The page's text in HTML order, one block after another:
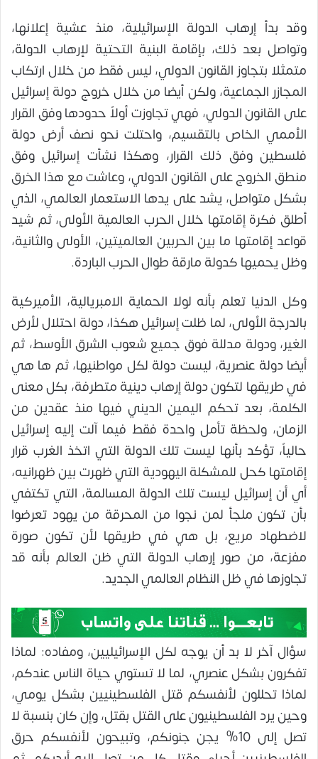
وقد بدأ إرهاب الدولة الإسرائيلية، منذ عشية إعلانها،
وتواصل بعد ذلك، بإقامة البنية التحتية لإرهاب الدولة،
متمثلا بتجاوز القانون الدولي، ليس فقط من خلال ارتكاب
المجازر الجماعية، ولكن أيضا من خلال خروج دولة إسرائيل
على القانون الدولي، فهي تجاوزت أولاً حدودها وفق القرار
الأممي الخاص بالتقسيم، واحتلت نحو نصف أرض دولة
فلسطين وفق ذلك القرار، وهكذا نشأت إسرائيل وفق
منطق الخروج على القانون الدولي، وعاشت مع هذا الخرق
بشكل متواصل، يشد على يدها الاستعمار العالمي، الذي
أطلق فكرة إقامتها خلال الحرب العالمية الأولى، ثم شيد
قواعد إقامتها ما بين الحربين العالميتين، الأولى والثانية،
وظل يحميها كدولة مارقة طوال الحرب الباردة.
وكل الدنيا تعلم بأنه لولا الحماية الامبريالية، الأميركية
بالدرجة الأولى، لما ظلت إسرائيل هكذا، دولة احتلال لأرض
الغير، ودولة مدللة فوق جميع شعوب الشرق الأوسط، ثم
أيضا دولة عنصرية، ليست دولة لكل مواطنيها، ثم ها هي
في طريقها لتكون دولة إرهاب دينية متطرفة، بكل معنى
الكلمة، بعد تحكم اليمين الديني فيها منذ عقدين من
الزمان، ولحظة تأمل واحدة فقط فيما آلت إليه إسرائيل
حالياً، تؤكد بأنها ليست تلك الدولة التي اتخذ الغرب قرار
إقامتها كحل للمشكلة اليهودية التي ظهرت بين ظهرانيه،
أي أن إسرائيل ليست تلك الدولة المسالمة، التي تكتفي
بأن تكون ملجأ لمن نجوا من المحرقة من يهود تعرضوا
لاضطهاد مريع، بل هي في طريقها لأن تكون صورة
مفزعة، من صور إرهاب الدولة التي ظن العالم بأنه قد
تجاوزها في ظل النظام العالمي الجديد.
سؤال آخر لا بد أن يوجه لكل الإسرائيليين، ومفاده: لماذا
تفكرون بشكل عنصري، لما لا تستوي حياة الناس عندكم،
لماذا تحللون لأنفسكم قتل الفلسطينيين بشكل يومي،
وحين يرد الفلسطينيون على القتل بقتل، وإن كان بنسبة لا
تصل إلى 10% يجن جنونكم، وتبيحون لأنفسكم حرق